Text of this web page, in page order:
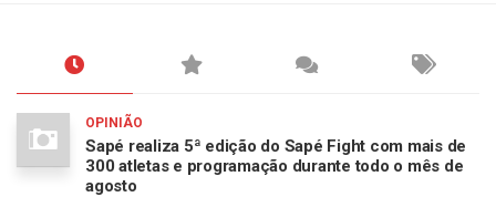
OPINIÃO
Sapé realiza 5ª edição do Sapé Fight com mais de
300 atletas e programação durante todo o mês de
agosto